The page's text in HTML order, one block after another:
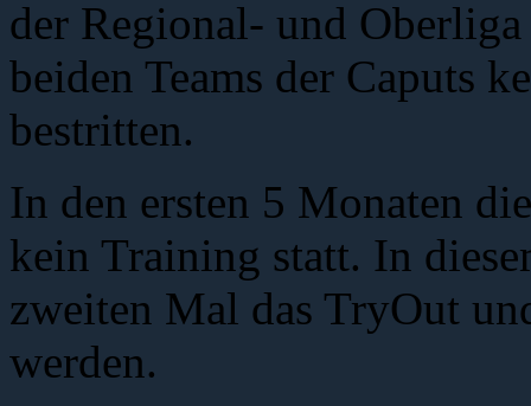
der Regional- und
beiden Teams der Caputs
bestritten.
In den ersten 5 Monaten
kein Training statt. In
zweiten Mal das TryOut
werden.